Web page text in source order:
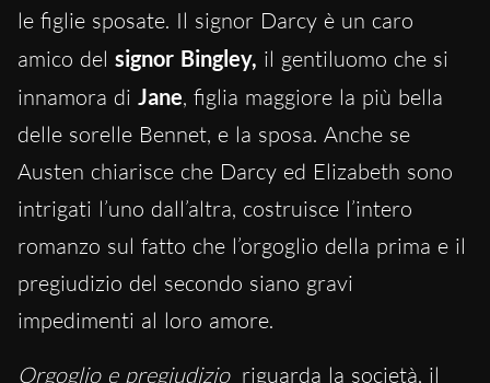
le figlie sposate. Il signor Darcy è un caro
amico del signor Bingley, il gentiluomo che si
innamora di Jane, figlia maggiore la più bella
delle sorelle Bennet, e la sposa. Anche se
Austen chiarisce che Darcy ed Elizabeth sono
intrigati l’uno dall’altra, costruisce l’intero
romanzo sul fatto che l’orgoglio della prima e il
pregiudizio del secondo siano gravi
impedimenti al loro amore.
Orgoglio e pregiudizio riguarda la società, il